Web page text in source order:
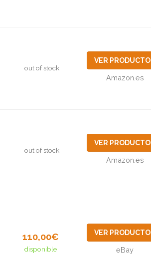
out of stock
VER PRODUCTO
Amazon.es
out of stock
VER PRODUCTO
Amazon.es
110,00€
disponible
VER PRODUCTO
eBay